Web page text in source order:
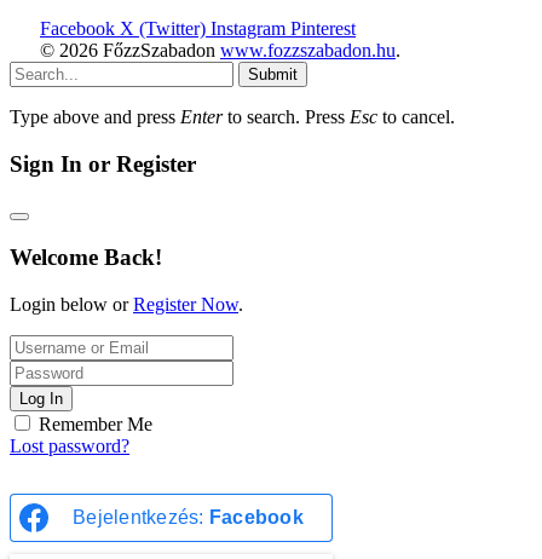
Facebook X (Twitter) Instagram Pinterest
© 2026 FőzzSzabadon www.fozzszabadon.hu.
Submit
Type above and press Enterto search. Press Esc to cancel.
Sign In or Register
Welcome Back!
Login below orRegister Now.
Log In
Remember Me
Lost password?
Bejelentkezés: Facebook